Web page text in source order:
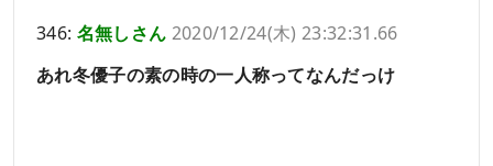
346: 名無しさん 2020/12/24(木) 23:32:31.66
あれ冬優子の素の時の一人称ってなんだっけ